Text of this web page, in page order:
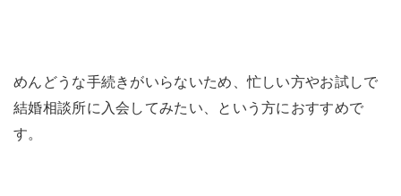
対応エリア
阪、京都、滋賀、兵庫、岡山、香川、熊
本 ※その他の県はサテライト店舗（オ
めんどうな手続きがいらないため、忙しい方やお試しで
結婚相談所に入会してみたい、という方におすすめで
す。